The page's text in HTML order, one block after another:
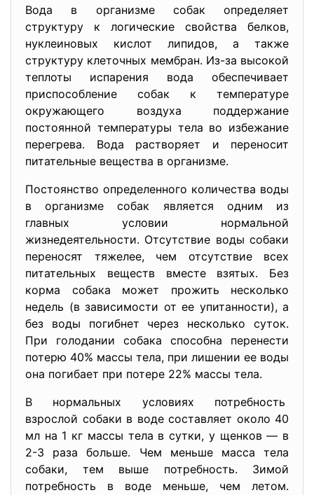
Вода в организме собак определяет
структуру к логические свойства белков,
нуклеиновых кислот липидов, а также
структуру клеточных мембран. Из-за высокой
теплоты испарения вода обеспечивает
приспособление собак к температуре
окружающего воздуха поддержание
постоянной температуры тела во избежание
перегрева. Вода растворяет и переносит
питательные вещества в организме.
Постоянство определенного количества воды
в организме собак является одним из
главных условии нормальной
жизнедеятельности. Отсутствие воды собаки
переносят тяжелее, чем отсутствие всех
питательных веществ вместе взятых. Без
корма собака может прожить несколько
недель (в зависимости от ее упитанности), а
без воды погибнет через несколько суток.
При голодании собака способна перенести
потерю 40% массы тела, при лишении ее воды
она погибает при потере 22% массы тела.
В нормальных условиях потребность
взрослой собаки в воде составляет около 40
мл на 1 кг массы тела в сутки, у щенков — в
2-3 раза больше. Чем меньше масса тела
собаки, тем выше потребность. Зимой
потребность в воде меньше, чем летом.